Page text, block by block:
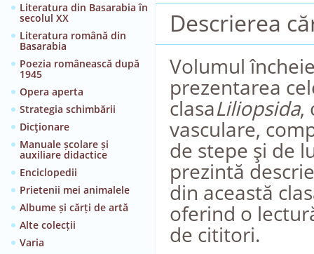
Literatura din Basarabia în
secolul XX
Literatura română din
Basarabia
Poezia românească după
1945
Opera aperta
Strategia schimbării
Dicţionare
Manuale școlare și
auxiliare didactice
Enciclopedii
Prietenii mei animalele
Albume și cărți de artă
Alte colecții
Varia
Descrierea
Volumul
prezentarea
clasaLiliopsida,
vasculare,
de stepe şi de
prezintă
din această
oferind o
de cititori.